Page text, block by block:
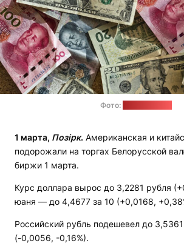
Фото:
1 марта, Позірк. Американская и
подорожали на торгах Белорусской
биржи 1 марта.
Курс доллара вырос до 3,2281 рубля
юаня — до 4,4677 за 10 (+0,0168,
Российский рубль подешевел до
(-0,0056, -0,16%).